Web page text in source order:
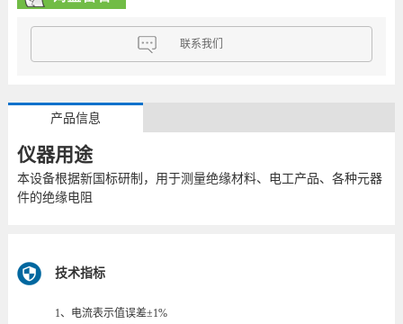
联系我们
产品信息
仪器用途
本设备根据新国标研制，用于测量绝缘材料、电工产品、各种元器
件的绝缘电阻
技术指标
1、电流表示值误差±1%